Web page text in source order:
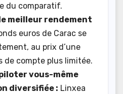
du comparatif.
meilleur rendement
euros de Carac se
au prix d’une
de compte plus limitée.
vous-même
diversifiée : Linxea